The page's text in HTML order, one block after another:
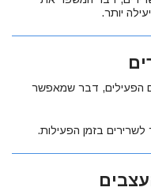
יותר.
הפעילים, דבר שמאפשר
בזמן הפעילות.